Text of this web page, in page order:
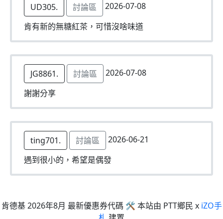
UD305. 討論區
2026-07-08
肯有新的無糖紅茶，可惜沒啥味道
JG8861. 討論區
2026-07-08
謝謝分享
ting701. 討論區
2026-06-21
遇到很小的，希望是偶發
肯德基 2026年8月 最新優惠券代碼 🛠 本站由 PTT鄉民 x iZO手